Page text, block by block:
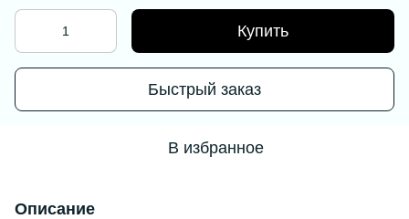
Купить
Быстрый заказ
В избранное
Описание